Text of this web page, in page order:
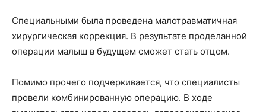
Специальными была проведена малотравматичная
хирургическая коррекция. В результате проделанной
операции малыш в будущем сможет стать отцом.
Помимо прочего подчеркивается, что специалисты
провели комбинированную операцию. В ходе